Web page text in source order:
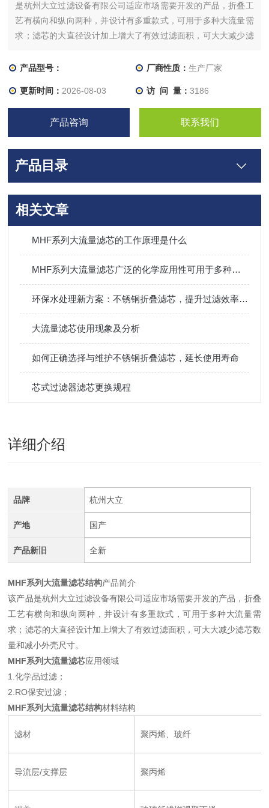
是杭州大立过滤设备有限公司适应市场需要开发的产品，折叠工
艺有横向和纵向两种，并设计有多重款式，可用于多种大流量需
求；滤芯的大直径设计加上增大了有效过滤面积，可大大减少滤
产品型号：
厂商性质： 生产厂家
更新时间： 2026-08-03 访 问 量： 3186
产品咨询 联系我们
产品目录
相关文章
MHF系列大流量滤芯的工作原理是什么
MHF系列大流量滤芯广泛的化学应用性可用于多种领域
环保水处理新方案：不锈钢折叠滤芯，提升过滤效率与耐用性
大流量滤芯使用现象及分析
如何正确选择与维护不锈钢折叠滤芯，延长使用寿命
芯式过滤器滤芯更换规程
详细介绍
品牌 杭州大立
产地 国产
产品新旧 全新
MHF系列大流量滤芯结构产品简介
该产品是杭州大立过滤设备有限公司适应市场需要开发的产品，折叠
工艺有横向和纵向两种，并设计有多重款式，可用于多种大流量需
求；滤芯的大直径设计加上增大了有效过滤面积，可大大减少滤芯数
量和减小外壳尺寸。
MHF系列大流量滤芯应用领域
1.化学品过滤；
2.RO保安过滤；
MHF系列大流量滤芯结构材料结构
滤材 聚丙烯、玻纤
导流层/支撑层 聚丙烯